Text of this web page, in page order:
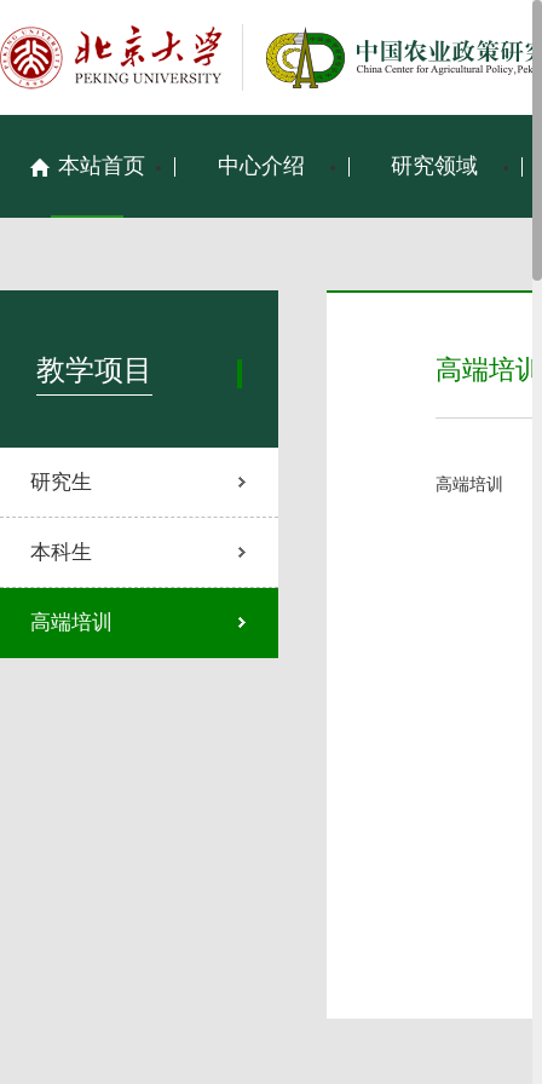
本站首页 中心介绍 研究领域
教学项目
研究生
本科生
高端培训
高端培训
高端培训